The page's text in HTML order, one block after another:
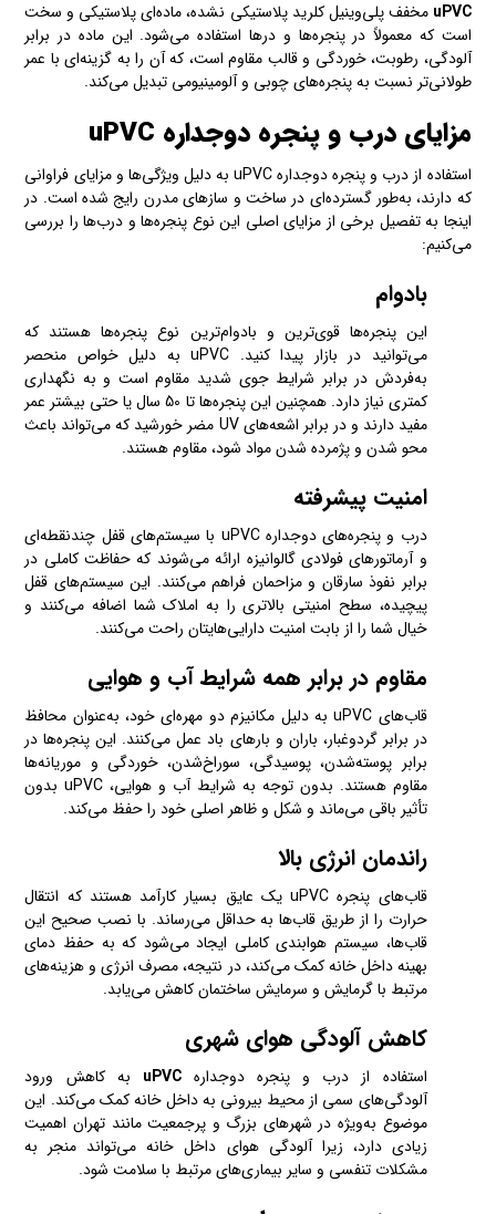
uPVC مخفف پلی‌وینیل کلرید پلاستیکی نشده، ماده‌ای پلاستیکی و سخت
است که معمولاً در پنجره‌ها و درها استفاده می‌شود. این ماده در برابر
آلودگی، رطوبت، خوردگی و قالب مقاوم است، که آن را به گزینه‌ای با عمر
طولانی‌تر نسبت به پنجره‌های چوبی و آلومینیومی تبدیل می‌کند.
مزایای درب و پنجره دوجداره uPVC
استفاده از درب و پنجره دوجداره uPVC به دلیل ویژگی‌ها و مزایای فراوانی
که دارند، به‌طور گسترده‌ای در ساخت و سازهای مدرن رایج شده است. در
اینجا به تفصیل برخی از مزایای اصلی این نوع پنجره‌ها و درب‌ها را بررسی
می‌کنیم:
بادوام
این پنجره‌ها قوی‌ترین و بادوام‌ترین نوع پنجره‌ها هستند که
می‌توانید در بازار پیدا کنید. uPVC به دلیل خواص منحصر
به‌فردش در برابر شرایط جوی شدید مقاوم است و به نگهداری
کمتری نیاز دارد. همچنین این پنجره‌ها تا 50 سال یا حتی بیشتر عمر
مفید دارند و در برابر اشعه‌های UV مضر خورشید که می‌تواند باعث
محو شدن و پژمرده شدن مواد شود، مقاوم هستند.
امنیت پیشرفته
درب و پنجره‌های دوجداره uPVC با سیستم‌های قفل چندنقطه‌ای
و آرماتورهای فولادی گالوانیزه ارائه می‌شوند که حفاظت کاملی در
برابر نفوذ سارقان و مزاحمان فراهم می‌کنند. این سیستم‌های قفل
پیچیده، سطح امنیتی بالاتری را به املاک شما اضافه می‌کنند و
خیال شما را از بابت امنیت دارایی‌هایتان راحت می‌کنند.
مقاوم در برابر همه شرایط آب و هوایی
قاب‌های uPVC به دلیل مکانیزم دو مهره‌ای خود، به‌عنوان محافظ
در برابر گردوغبار، باران و بارهای باد عمل می‌کنند. این پنجره‌ها در
برابر پوسته‌شدن، پوسیدگی، سوراخ‌شدن، خوردگی و موریانه‌ها
مقاوم هستند. بدون توجه به شرایط آب و هوایی، uPVC بدون
تأثیر باقی می‌ماند و شکل و ظاهر اصلی خود را حفظ می‌کند.
راندمان انرژی بالا
قاب‌های پنجره uPVC یک عایق بسیار کارآمد هستند که انتقال
حرارت را از طریق قاب‌ها به حداقل می‌رساند. با نصب صحیح این
قاب‌ها، سیستم هوابندی کاملی ایجاد می‌شود که به حفظ دمای
بهینه داخل خانه کمک می‌کند، در نتیجه، مصرف انرژی و هزینه‌های
مرتبط با گرمایش و سرمایش ساختمان کاهش می‌یابد.
کاهش آلودگی هوای شهری
استفاده از درب و پنجره دوجدارهuPVC به کاهش ورود
آلودگی‌های سمی از محیط بیرونی به داخل خانه کمک می‌کند. این
موضوع به‌ویژه در شهرهای بزرگ و پرجمعیت مانند تهران اهمیت
زیادی دارد، زیرا آلودگی هوای داخل خانه می‌تواند منجر به
مشکلات تنفسی و سایر بیماری‌های مرتبط با سلامت شود.